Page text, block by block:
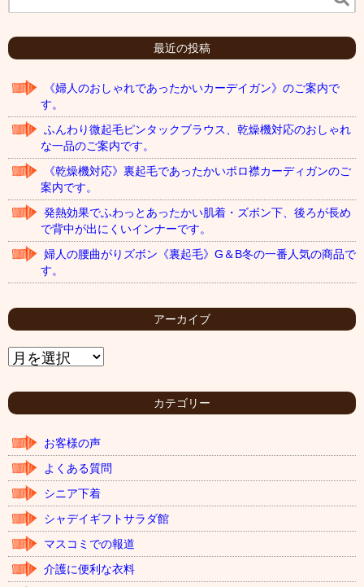
最近の投稿
《婦人のおしゃれであったかいカーデイガン》のご案内で
す。
ふんわり微起毛ピンタックブラウス、乾燥機対応のおしゃれ
な一品のご案内です。
《乾燥機対応》裏起毛であったかいポロ襟カーディガンのご
案内です。
発熱効果でふわっとあったかい肌着・ズボン下、後ろが長め
で背中が出にくいインナーです。
婦人の腰曲がりズボン《裏起毛》G＆B冬の一番人気の商品で
す。
アーカイブ
ア
ー
イ
カテゴリー
お客様の声
よくある質問
シニア下着
シャデイギフトサラダ館
マスコミでの報道
介護に便利な衣料